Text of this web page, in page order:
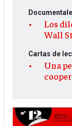
Los
Wall
Cartas de
Una